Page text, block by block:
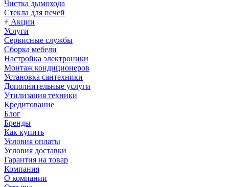
Чистка дымохода
Стекла для печей
Акции
Услуги
Сервисные службы
Сборка мебели
Настройка электроники
Монтаж кондиционеров
Установка сантехники
Дополнительные услуги
Утилизация техники
Кредитование
Блог
Бренды
Как купить
Условия оплаты
Условия доставки
Гарантия на товар
Компания
О компании